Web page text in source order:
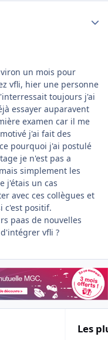
un mois pour
vfli, hier une personne
toujours j'ai
essayer auparavent
examen car il me
j'ai fait des
pourquoi j'ai postulé
je n'est pas a
simplement les
j'étais un cas
avec ces collègues et
c'est positif.
paas de nouvelles
vfli ?
Les